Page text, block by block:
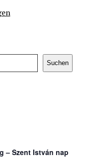
Suchen
– Szent István nap